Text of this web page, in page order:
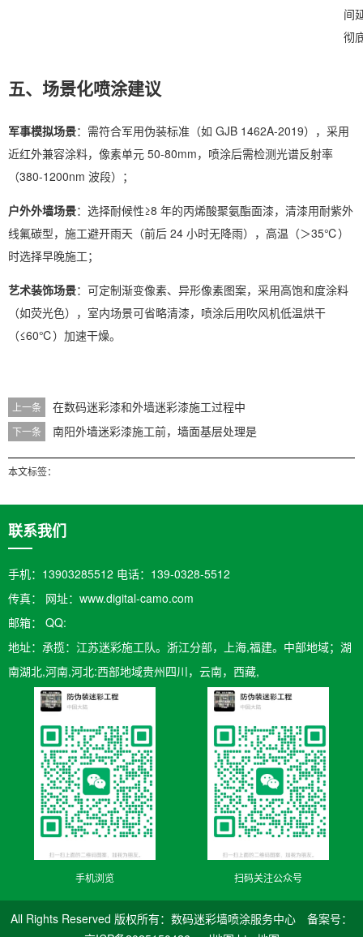
间
彻
五、场景化喷涂建议
军事模拟场景：需符合军用伪装标准（如 GJB 1462A-2019），采用
近红外兼容涂料，像素单元 50-80mm，喷涂后需检测光谱反射率
（380-1200nm 波段）；
户外外墙场景：选择耐候性≥8 年的丙烯酸聚氨酯面漆，清漆用耐紫外
线氟碳型，施工避开雨天（前后 24 小时无降雨），高温（＞35℃）
时选择早晚施工；
艺术装饰场景：可定制渐变像素、异形像素图案，采用高饱和度涂料
（如荧光色），室内场景可省略清漆，喷涂后用吹风机低温烘干
（≤60℃）加速干燥。
上一条 在数码迷彩漆和外墙迷彩漆施工过程中
下一条 南阳外墙迷彩漆施工前，墙面基层处理是
本文标签：
联系我们
手机：13903285512 电话：139-0328-5512
传真： 网址：www.digital-camo.com
邮箱：​ QQ:
地址：承揽：江苏迷彩施工队。浙江分部，上海,福建。中部地域；湖
南湖北,河南,河北:西部地域贵州四川，云南，西藏,
手机浏览 扫码关注公众号
All Rights Reserved 版权所有：数码迷彩墙喷涂服务中心 备案号：